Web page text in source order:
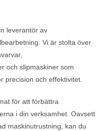
leverantör av
Vi är stolta över
och slipmaskiner som
precision och effektivitet.
för att förbättra
i din verksamhet. Oavsett
maskinutrustning, kan du